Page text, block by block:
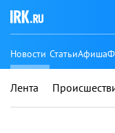
Новости СтатьиАфиша
Лента